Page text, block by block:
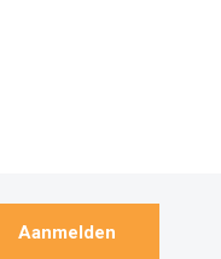
Aanmelden